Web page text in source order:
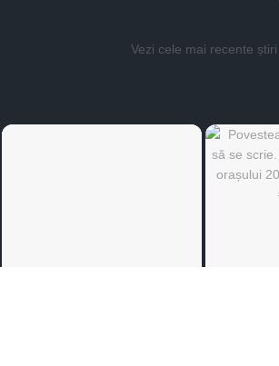
Vezi cele mai recente știri